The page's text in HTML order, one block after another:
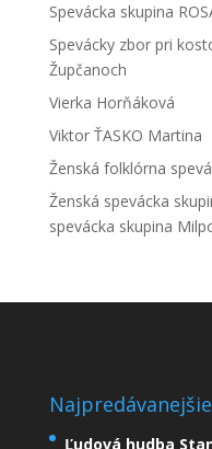
Spevácka skupina
Spevácky zbor pri
Župčanoch
Vierka Horňáková
Viktor ŤASKO Martina
Ženská folklórna
Ženská spevácka
spevácka skupina
Najpredávanejšie
Ľudová hudba